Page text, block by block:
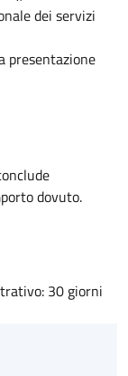
dei servizi
presentazione
dovuto.
30 giorni